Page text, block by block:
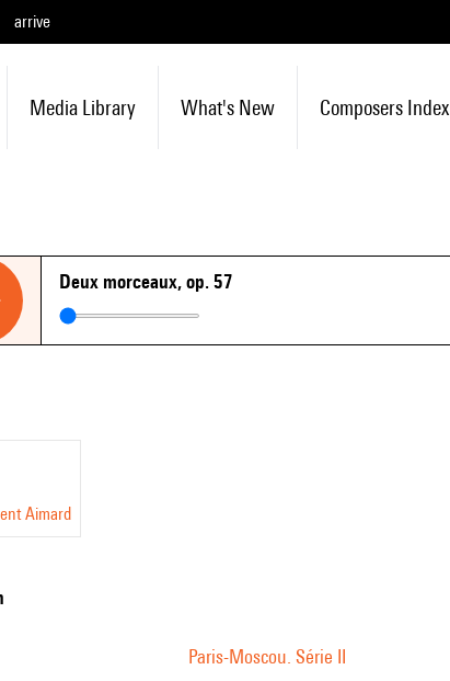
arrive
Media Library What's New Composers Index
Deux morceaux, op. 57
Aimard
Paris-Moscou. Série II